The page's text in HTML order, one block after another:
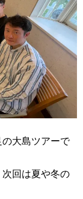
大島ツアーで
回は夏や冬の